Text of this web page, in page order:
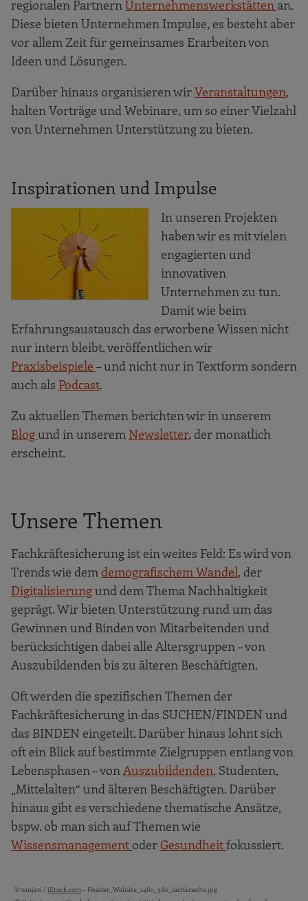
regionalen Partnern Unternehmenswerkstätten an.
Diese bieten Unternehmen Impulse, es besteht aber
vor allem Zeit für gemeinsames Erarbeiten von
Ideen und Lösungen.
Darüber hinaus organisieren wirVeranstaltungen,
halten Vorträge und Webinare, um so einer Vielzahl
von Unternehmen Unterstützung zu bieten.
Inspirationen und Impulse
In unseren Projekten
haben wir es mit vielen
engagierten und
innovativen
Unternehmen zu tun.
Damit wie beim
Erfahrungsaustausch das erworbene Wissen nicht
nur intern bleibt, veröffentlichen wir
Praxisbeispiele – und nicht nur in Textform sondern
auch als Podcast.
Zu aktuellen Themen berichten wir in unserem
Blogund in unserem Newsletter, der monatlich
erscheint.
Unsere Themen
Fachkräftesicherung ist ein weites Feld: Es wird von
Trends wie demdemografischemWandel, der
Digitalisierungund dem Thema Nachhaltigkeit
geprägt. Wir bieten Unterstützung rund um das
Gewinnen und Binden von Mitarbeitenden und
berücksichtigen dabei alle Altersgruppen – von
Auszubildenden bis zu älteren Beschäftigten.
Oft werden die spezifischen Themen der
Fachkräftesicherung in das SUCHEN/FINDEN und
das BINDEN eingeteilt. Darüber hinaus lohnt sich
oft ein Blick auf bestimmte Zielgruppen entlang von
Lebensphasen – vonAuszubildenden, Studenten,
„Mittelalten“ und älteren Beschäftigten. Darüber
hinaus gibt es verschiedene thematische Ansätze,
bspw. ob man sich auf Themen wie
Wissensmanagement oder Gesundheitfokussiert.
Bildquellen und Copyright-Hinweise
© sanjeri / iStock.com– Header_Website_1460_360_fachkraefte.jpg